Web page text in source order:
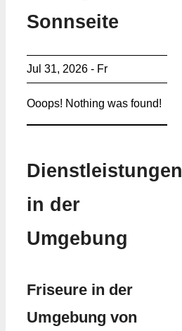
Sonnseite
Jul 31, 2026 - Fr
Ooops! Nothing was found!
Dienstleistungen
in der
Umgebung
Friseure in der
Umgebung von